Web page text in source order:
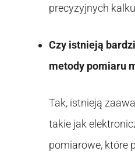
precyzyjnych
Czy istnieją
metody pomiaru
Tak, istnieją
takie jak
pomiarowe, które